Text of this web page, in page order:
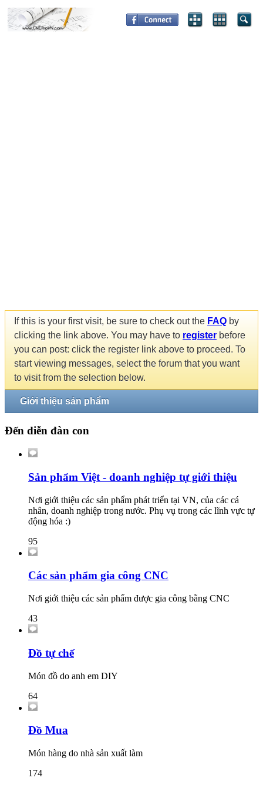
If this is your first visit, be sure to check out the FAQ by
clicking the link above. You may have to register before
you can post: click the register link above to proceed. To
start viewing messages, select the forum that you want
to visit from the selection below.
Giới thiệu sản phẩm
Đến diễn đàn con
Sản phẩm Việt - doanh nghiệp tự giới thiệu
Nơi giới thiệu các sản phẩm phát triển tại VN, của các cá
nhân, doanh nghiệp trong nước. Phụ vụ trong các lĩnh vực tự
động hóa :)
95
Các sản phẩm gia công CNC
Nơi giới thiệu các sản phẩm được gia công bằng CNC
43
Đồ tự chế
Món đồ do anh em DIY
64
Đồ Mua
Món hàng do nhà sản xuất làm
174